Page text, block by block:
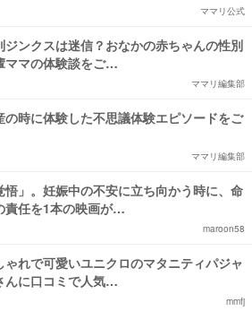
ママリ公式
ジンクスは迷信？おなかの赤ちゃんの性別
ママの体験談をご…
ママリ編集部
の時に体験した不思議体験エピソードをご
ママリ編集部
悟」。妊娠中の不安に立ち向かう時に、命
責任を1本の映画が…
maroon58
ゃれで可愛いユニクロのマタニティパジャ
んに口コミで人気…
mmfj